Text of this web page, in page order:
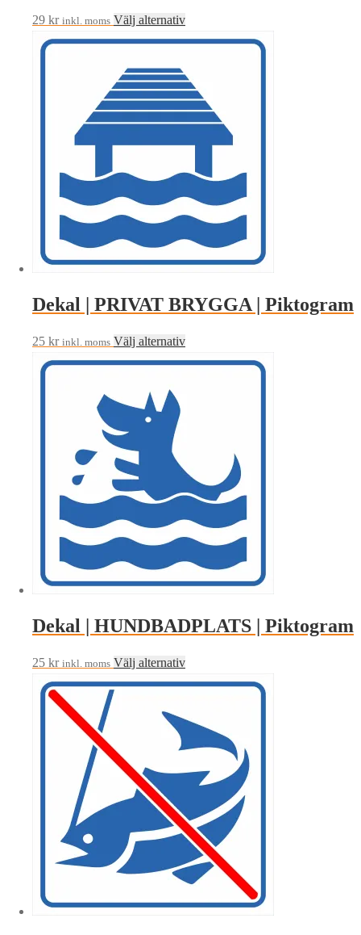
29 kr inkl. moms Välj alternativDen
här
har
flera
varianter.
alternativen
kan
väljas
på
produktsidan
Dekal | PRIVAT BRYGGA | Piktogram
25 kr inkl. moms Välj alternativDen
här
olika
alternativen
kan
väljas
på
produktsidan
Dekal | HUNDBADPLATS | Piktogram
25 kr inkl. moms Välj alternativDen
här
har
De
alternativen
kan
väljas
på
produktsidan